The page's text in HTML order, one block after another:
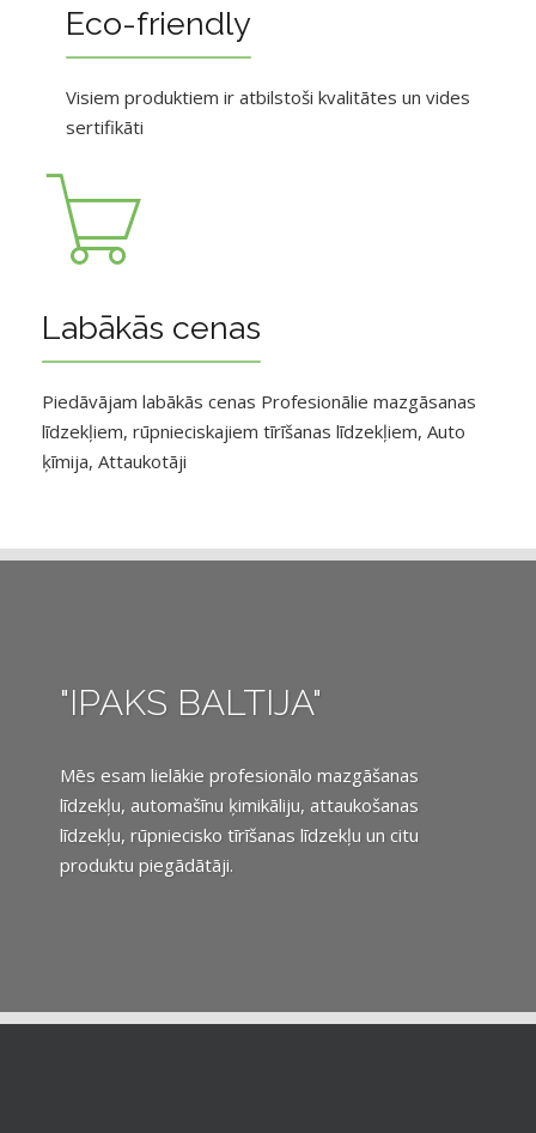
Eco-friendly
Visiem produktiem ir atbilstoši kvalitātes un vides
sertifikāti
Labākās cenas
Piedāvājam labākās cenas Profesionālie mazgāsanas
līdzekļiem, rūpnieciskajiem tīrīšanas līdzekļiem, Auto
ķīmija, Attaukotāji
"IPAKS BALTIJA"
Mēs esam lielākie profesionālo mazgāšanas
līdzekļu, automašīnu ķimikāliju, attaukošanas
līdzekļu, rūpniecisko tīrīšanas līdzekļu un citu
produktu piegādātāji.